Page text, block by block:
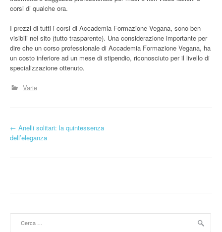
corsi di qualche ora.
I prezzi di tutti i corsi di Accademia Formazione Vegana, sono ben
visibili nel sito (tutto trasparente). Una considerazione importante per
dire che un corso professionale di Accademia Formazione Vegana, ha
un costo inferiore ad un mese di stipendio, riconosciuto per il livello di
specializzazione ottenuto.
Varie
N
← Anelli solitari: la quintessenza
dell’eleganza